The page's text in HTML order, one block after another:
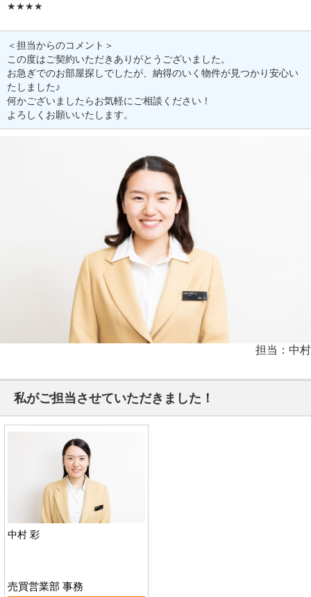
★★★★
＜担当からのコメント＞
この度はご契約いただきありがとうございました。
お急ぎでのお部屋探しでしたが、納得のいく物件が見つかり安心い
たしました♪
何かございましたらお気軽にご相談ください！
よろしくお願いいたします。
担当：中村
私がご担当させていただきました！
中村 彩
売買営業部 事務